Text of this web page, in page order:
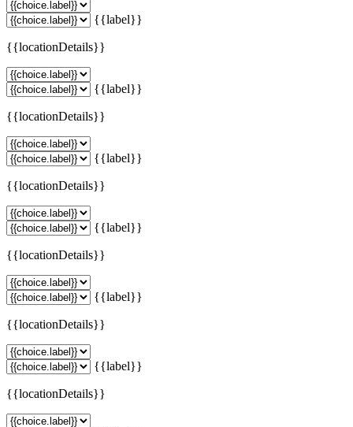
{{label}}
{{locationDetails}}
{{label}}
{{locationDetails}}
{{label}}
{{locationDetails}}
{{label}}
{{locationDetails}}
{{label}}
{{locationDetails}}
{{label}}
{{locationDetails}}